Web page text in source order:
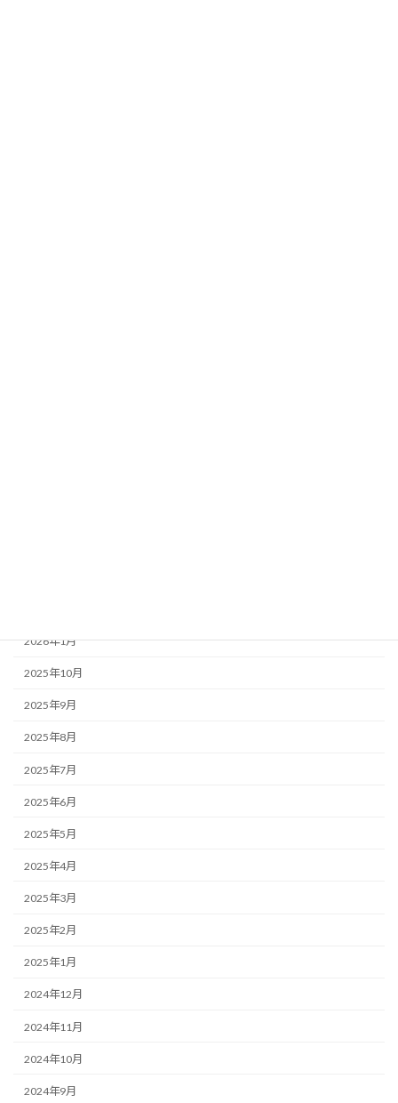
2026年1月
2025年10月
2025年9月
2025年8月
2025年7月
2025年6月
2025年5月
2025年4月
2025年3月
2025年2月
2025年1月
2024年12月
2024年11月
2024年10月
2024年9月